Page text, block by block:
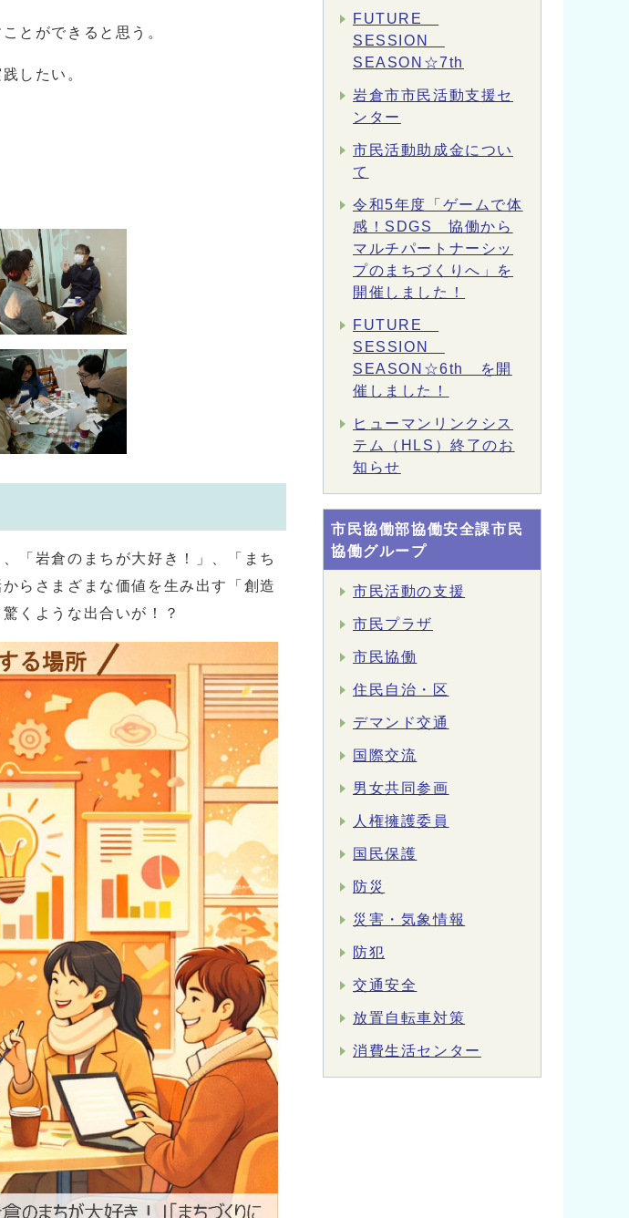
とができると思う。
したい。
「岩倉のまちが大好き！」、「まち
らさまざまな価値を生み出す「創造
くような出合いが！？
FUTURE
SESSION
SEASON☆7th
岩倉市市民活動支援セ
ンター
市民活動助成金につい
て
令和5年度「ゲームで体
感！SDGS 協働から
マルチパートナーシッ
プのまちづくりへ」を
開催しました！
FUTURE
SESSION
SEASON☆6th を開
催しました！
ヒューマンリンクシス
テム（HLS）終了のお
知らせ
市民協働部協働安全課市民
協働グループ
市民活動の支援
市民プラザ
市民協働
住民自治・区
デマンド交通
国際交流
男女共同参画
人権擁護委員
国民保護
防災
災害・気象情報
防犯
交通安全
放置自転車対策
消費生活センター